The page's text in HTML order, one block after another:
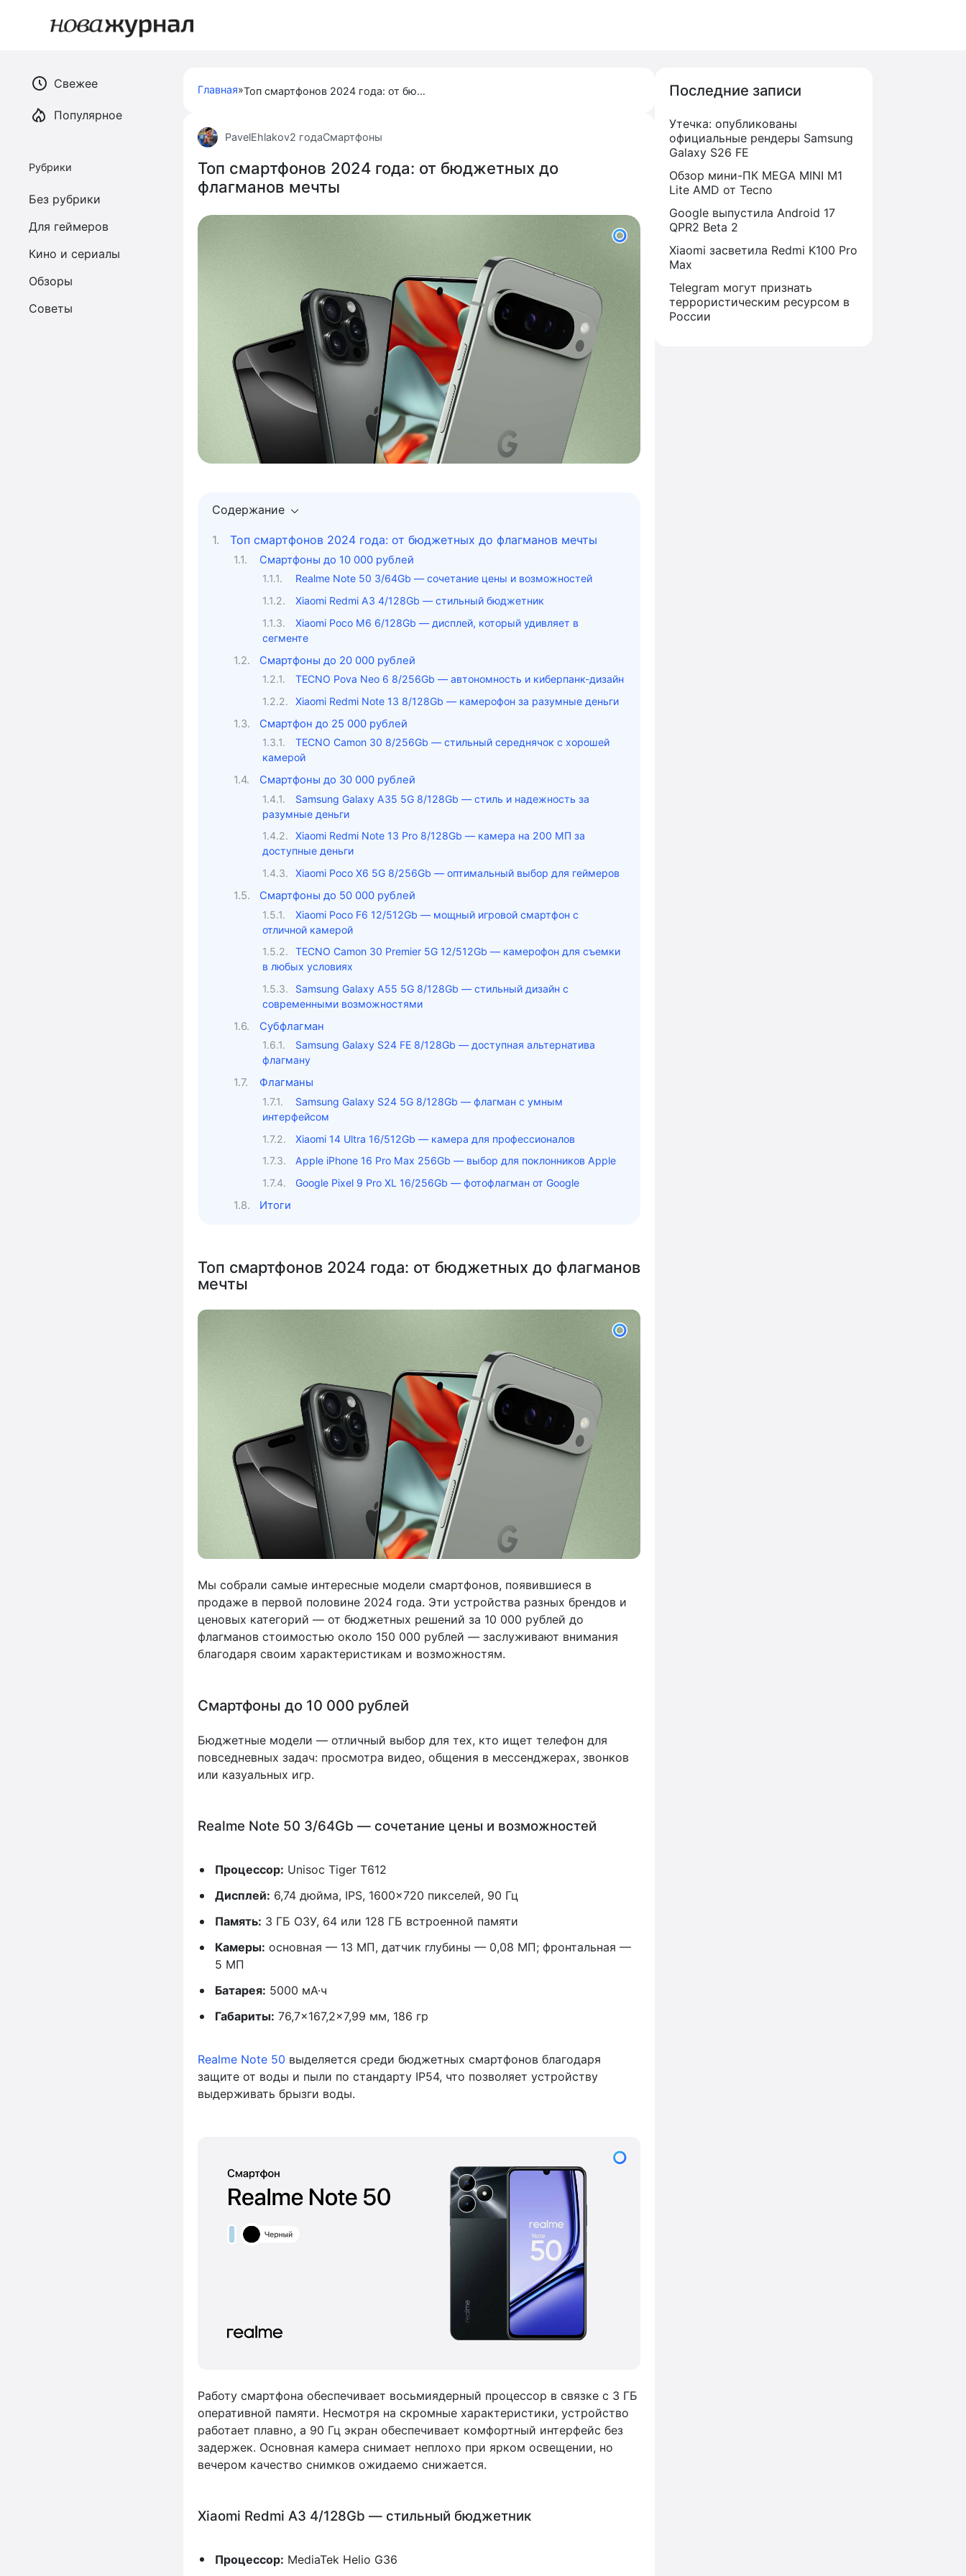
Главная» Топ смартфонов 2024 года: от бюджетных до флагманов мечты
PavelEhlakov2 годаСмартфоны
Топ смартфонов 2024 года: от бюджетных до
флагманов мечты
Содержание
Топ смартфонов 2024 года: от бюджетных до флагманов мечты
Смартфоны до 10 000 рублей
Realme Note 50 3/64Gb — сочетание цены и возможностей
Xiaomi Redmi A3 4/128Gb — стильный бюджетник
Xiaomi Poco M6 6/128Gb — дисплей, который удивляет в
сегменте
Смартфоны до 20 000 рублей
TECNO Pova Neo 6 8/256Gb — автономность и киберпанк-дизайн
Xiaomi Redmi Note 13 8/128Gb — камерофон за разумные деньги
Смартфон до 25 000 рублей
TECNO Camon 30 8/256Gb — стильный середнячок с хорошей
камерой
Смартфоны до 30 000 рублей
Samsung Galaxy A35 5G 8/128Gb — стиль и надежность за
разумные деньги
Xiaomi Redmi Note 13 Pro 8/128Gb — камера на 200 МП за
доступные деньги
Xiaomi Poco X6 5G 8/256Gb — оптимальный выбор для геймеров
Смартфоны до 50 000 рублей
Xiaomi Poco F6 12/512Gb — мощный игровой смартфон с
отличной камерой
TECNO Camon 30 Premier 5G 12/512Gb — камерофон для съемки
в любых условиях
Samsung Galaxy A55 5G 8/128Gb — стильный дизайн с
современными возможностями
Субфлагман
Samsung Galaxy S24 FE 8/128Gb — доступная альтернатива
флагману
Флагманы
Samsung Galaxy S24 5G 8/128Gb — флагман с умным
интерфейсом
Xiaomi 14 Ultra 16/512Gb — камера для профессионалов
Apple iPhone 16 Pro Max 256Gb — выбор для поклонников Apple
Google Pixel 9 Pro XL 16/256Gb — фотофлагман от Google
Итоги
Топ смартфонов 2024 года: от бюджетных до флагманов
мечты
Мы собрали самые интересные модели смартфонов, появившиеся в
продаже в первой половине 2024 года. Эти устройства разных брендов и
ценовых категорий — от бюджетных решений за 10 000 рублей до
флагманов стоимостью около 150 000 рублей — заслуживают внимания
благодаря своим характеристикам и возможностям.
Смартфоны до 10 000 рублей
Бюджетные модели — отличный выбор для тех, кто ищет телефон для
повседневных задач: просмотра видео, общения в мессенджерах, звонков
или казуальных игр.
Realme Note 50 3/64Gb — сочетание цены и возможностей
Процессор: Unisoc Tiger T612
Дисплей: 6,74 дюйма, IPS, 1600×720 пикселей, 90 Гц
Память: 3 ГБ ОЗУ, 64 или 128 ГБ встроенной памяти
Камеры: основная — 13 МП, датчик глубины — 0,08 МП; фронтальная —
5 МП
Батарея: 5000 мА·ч
Габариты: 76,7×167,2×7,99 мм, 186 гр
Realme Note 50 выделяется среди бюджетных смартфонов благодаря
защите от воды и пыли по стандарту IP54, что позволяет устройству
выдерживать брызги воды.
Работу смартфона обеспечивает восьмиядерный процессор в связке с 3 ГБ
оперативной памяти. Несмотря на скромные характеристики, устройство
работает плавно, а 90 Гц экран обеспечивает комфортный интерфейс без
задержек. Основная камера снимает неплохо при ярком освещении, но
вечером качество снимков ожидаемо снижается.
Xiaomi Redmi A3 4/128Gb — стильный бюджетник
Процессор: MediaTek Helio G36
Свежее
Популярное
Рубрики
Без рубрики
Для геймеров
Кино и сериалы
Обзоры
Советы
Последние записи
Утечка: опубликованы
официальные рендеры Samsung
Galaxy S26 FE
Обзор мини-ПК MEGA MINI M1
Lite AMD от Tecno
Google выпустила Android 17
QPR2 Beta 2
Xiaomi засветила Redmi K100 Pro
Max
Telegram могут признать
террористическим ресурсом в
России